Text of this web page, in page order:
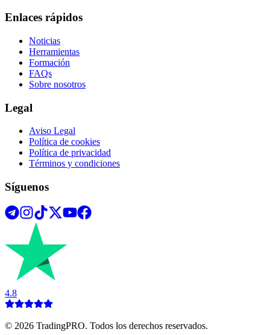
Enlaces rápidos
Noticias
Herramientas
Formación
FAQs
Sobre nosotros
Legal
Aviso Legal
Política de cookies
Política de privacidad
Términos y condiciones
Síguenos
4.8
© 2026 TradingPRO. Todos los derechos reservados.